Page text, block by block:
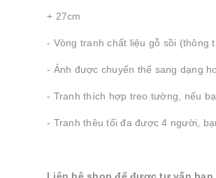
+ 27cm
- Vòng tranh chất liệu gỗ sồi (thông
- Ảnh được chuyển thể sang dạng
- Tranh thích hợp treo tường, nếu
- Tranh thêu tối đa được 4 người,